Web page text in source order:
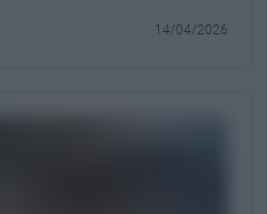
14/04/2026